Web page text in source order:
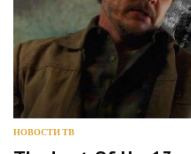
НОВОСТИ ТВ